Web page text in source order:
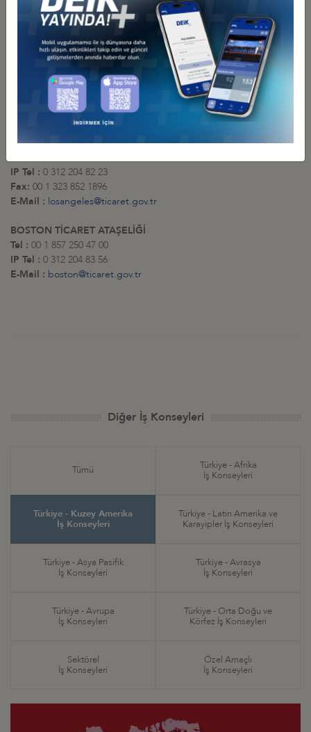
E-Mail : newyork@ticaret.gov.tr
CHICAGO TİCARET ATAŞELİĞİ
00 1 312 410 90 05
00 1 312 410 90 07
0 312 204 82 29
00 1 312 410 9006
chicago@ticaret.gov.tr
MIAMI TİCARET ATEŞELİĞİ
IP Tel : 0 312 204 82 23
Fax: 00 1 323 852 1896
E-Mail : losangeles@ticaret.gov.tr
BOSTON TİCARET ATAŞELİĞİ
Tel : 00 1 857 250 47 00
IP Tel : 0 312 204 83 56
E-Mail : boston@ticaret.gov.tr
Diğer İş Konseyleri
Tümü
Türkiye - Afrika
İş Konseyleri
Türkiye - Kuzey Amerika
İş Konseyleri
Türkiye - Latin Amerika ve
Karayipler İş Konseyleri
Türkiye - Asya Pasifik
İş Konseyleri
Türkiye - Avrasya
İş Konseyleri
Türkiye - Avrupa
İş Konseyleri
Türkiye - Orta Doğu ve
Körfez İş Konseyleri
Sektörel
İş Konseyleri
Özel Amaçlı
İş Konseyleri